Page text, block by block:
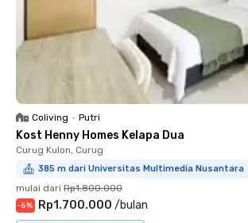
Coliving • Putri
Kost Henny Homes Kelapa Dua
Curug Kulon, Curug
385 m dari Universitas Multimedia Nusantara
mulai dari Rp1.800.000
-5% Rp1.700.000 /bulan